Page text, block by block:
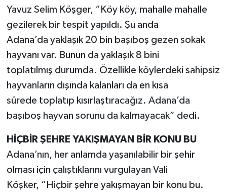
Yavuz Selim Köşger, “Köy köy, mahalle mahalle
gezilerek bir tespit yapıldı. Şu anda
Adana’da yaklaşık 20 bin başıboş gezen sokak
hayvanı var. Bunun da yaklaşık 8 bini
toplatılmış durumda. Özellikle köylerdeki sahipsiz
hayvanların dışında kalanları da en kısa
sürede toplatıp kısırlaştıracağız. Adana’da
başıboş hayvan sorunu da kalmayacak” dedi.
HİÇBİR ŞEHRE YAKIŞMAYAN BİR KONU BU
Adana’nın, her anlamda yaşanılabilir bir şehir
olması için çalıştıklarını vurgulayan Vali
Köşker, “Hiçbir şehre yakışmayan bir konu bu.